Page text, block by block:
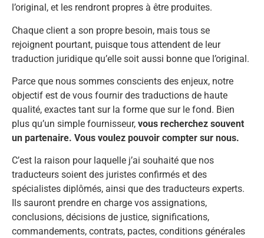
l’original, et les rendront propres à être produites.
Chaque client a son propre besoin, mais tous se
rejoignent pourtant, puisque tous attendent de leur
traduction juridique qu’elle soit aussi bonne que l’original.
Parce que nous sommes conscients des enjeux, notre
objectif est de vous fournir des traductions de haute
qualité, exactes tant sur la forme que sur le fond. Bien
plus qu’un simple fournisseur, vous recherchez souvent
un partenaire. Vous voulez pouvoir compter sur nous.
C’est la raison pour laquelle j’ai souhaité que nos
traducteurs soient des juristes confirmés et des
spécialistes diplômés, ainsi que des traducteurs experts.
Ils sauront prendre en charge vos assignations,
conclusions, décisions de justice, significations,
commandements, contrats, pactes, conditions générales